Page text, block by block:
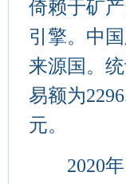
倚赖于矿
引擎。中
来源国。
易额为
元。
2020年